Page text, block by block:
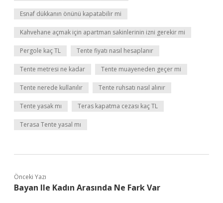
Esnaf dükkanın önünü kapatabilir mi
Kahvehane açmak için apartman sakinlerinin izni gerekir mi
Pergole kaç TL Tente fiyatı nasıl hesaplanır
Tente metresi ne kadar Tente muayeneden geçer mi
Tente nerede kullanılır Tente ruhsatı nasıl alınır
Tente yasak mı Teras kapatma cezası kaç TL
Terasa Tente yasal mı
Önceki Yazı
Bayan Ile Kadın Arasında Ne Fark Var